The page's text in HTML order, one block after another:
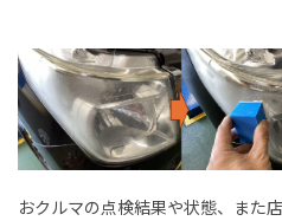
おクルマの点検結果や状態、また